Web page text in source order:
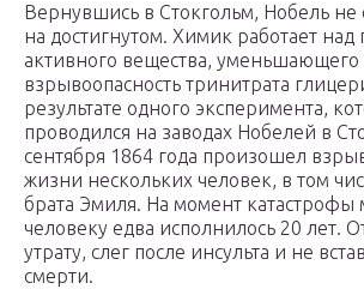
Вернувшись в Стокгольм, Нобель не
на достигнутом. Химик работает над
активного вещества, уменьшающего
взрывоопасность тринитрата
результате одного эксперимента,
проводился на заводах Нобелей в
сентября 1864 года произошел
жизни нескольких человек, в том
брата Эмиля. На момент катастрофы
человеку едва исполнилось 20 лет.
утрату, слег после инсульта и не
смерти.